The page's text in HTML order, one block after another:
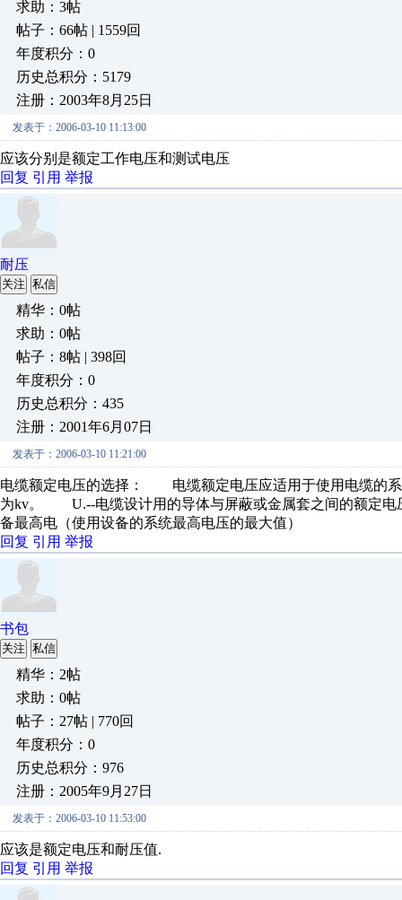
求助：3帖
帖子：66帖 | 1559回
年度积分：0
历史总积分：5179
注册：2003年8月25日
发表于：2006-03-10 11:13:00
应该分别是额定工作电压和测试电压
回复 引用 举报
耐压
关注 私信
精华：0帖
求助：0帖
帖子：8帖 | 398回
年度积分：0
历史总积分：435
注册：2001年6月07日
发表于：2006-03-10 11:21:00
电缆额定电压的选择： 电缆额定电压应适用于使用电缆的系
为kv。 U.--电缆设计用的导体与屏蔽或金属套之间的额
备最高电（使用设备的系统最高电压的最大值）
回复 引用 举报
书包
关注 私信
精华：2帖
求助：0帖
帖子：27帖 | 770回
年度积分：0
历史总积分：976
注册：2005年9月27日
发表于：2006-03-10 11:53:00
应该是额定电压和耐压值.
回复 引用 举报